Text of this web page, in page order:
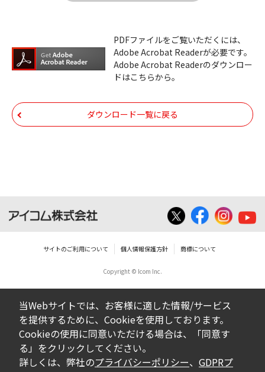
ダウンロードした取扱説明書は、複製、賃
貸、改変、公衆送信、または公衆送信可能
化することはできません。
いは無償を問わず、第三者に譲渡あるいは
使用させる事ができません。
ダウンロードした取扱説明書等に使用され
の転用は一切出来ません。
ダウンロードした取扱説明書およびその他す
べての掲載物の変更は一切行わないでくださ
い。お客様による内容の変更により、何らか
の欠陥が生じたとしても、弊社では一切の保
証をいたしません。また、内容の変更の結
果、万一お客様に損害が生じたとしても、弊
PDFファイルをご覧いただくには、
Adobe Acrobat Readerが必要です。
Adobe Acrobat Readerのダウンロー
ドはこちらから。
ダウンロード一覧に戻る
サイトのご利用について 個人情報保護方針 商標について
Copyright © Icom Inc.
当Webサイトでは、お客様に適した情報/サービス
を提供するために、Cookieを使用しております。
Cookieの使用に同意いただける場合は、「同意す
る」をクリックしてください。
詳しくは、弊社のプライバシーポリシー、 GDPRプ